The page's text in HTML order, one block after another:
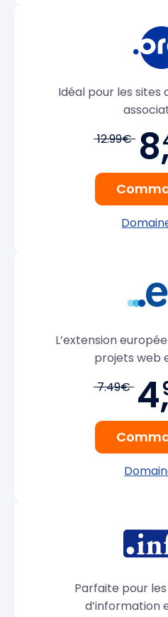
Idéal pour les sites
12.99€
L’extension
projets web
7.49€
Parfaite pour
d’information